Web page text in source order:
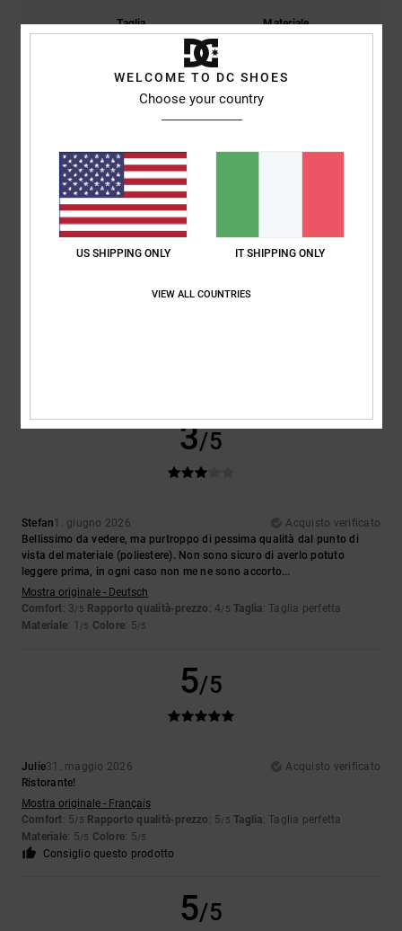
Taglia
Materiale
Colore
4
3/5
Stefan1. giugno 2026
Acquisto verificato
Bellissimo da vedere, ma purtroppo di pessima qualità dal punto di
vista del materiale (poliestere). Non sono sicuro di averlo potuto
leggere prima, in ogni caso non me ne sono accorto...
Mostra originale - Deutsch
Comfort: 3/5 Rapporto qualità-prezzo : 4/5 Taglia: Taglia perfetta
Materiale: 1 /5 Colore: 5/5
5/5
Julie31. maggio 2026
Acquisto verificato
Ristorante!
Mostra originale - Français
Comfort: 5/5 Rapporto qualità-prezzo : 5/5 Taglia: Taglia perfetta
Materiale: 5/5 Colore: 5/5
Consiglio questo prodotto
5/5
WELCOME TO DC SHOES
Choose your country
US SHIPPING ONLY IT SHIPPING ONLY
VIEW ALL COUNTRIES